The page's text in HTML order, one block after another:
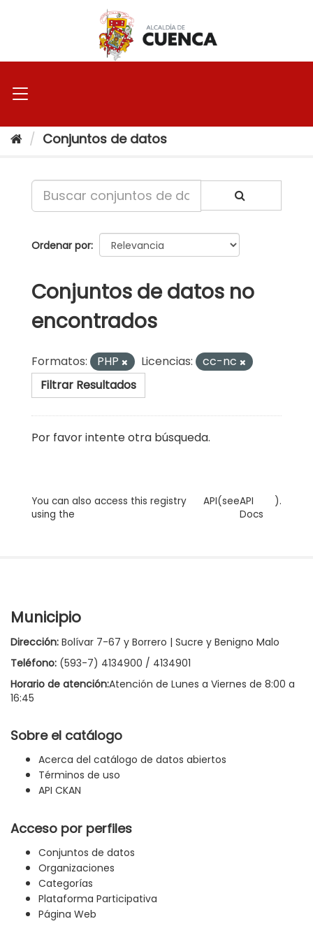
Conjuntos de datos
Ordenar por
Conjuntos de datos no
encontrados
Formatos: PHP Licencias:
cc-nc
Filtrar Resultados
Por favor intente otra búsqueda.
You can also access this registry
using the
API(seeAPI
Docs
).
Municipio
Dirección: Bolívar 7-67 y Borrero | Sucre y Benigno Malo
Teléfono: (593-7) 4134900 / 4134901
Horario de atención:Atención de Lunes a Viernes de 8:00 a
16:45
Sobre el catálogo
Acerca del catálogo de datos abiertos
Términos de uso
API CKAN
Acceso por perfiles
Conjuntos de datos
Organizaciones
Categorías
Plataforma Participativa
Página Web